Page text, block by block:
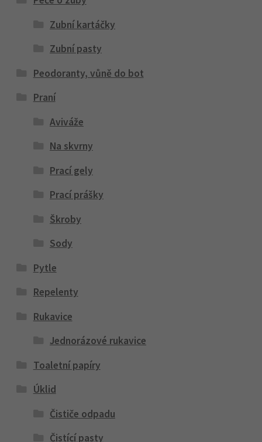
Zubní kartáčky
Zubní pasty
Peodoranty, vůně do bot
Praní
Aviváže
Na skvrny
Prací gely
Prací prášky
Škroby
Sody
Pytle
Repelenty
Rukavice
Jednorázové rukavice
Toaletní papíry
Úklid
Čističe odpadu
Čistící pasty